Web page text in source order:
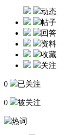
动态
帖子
回答
资料
收藏
关注
0 已关注
0 被关注
热词